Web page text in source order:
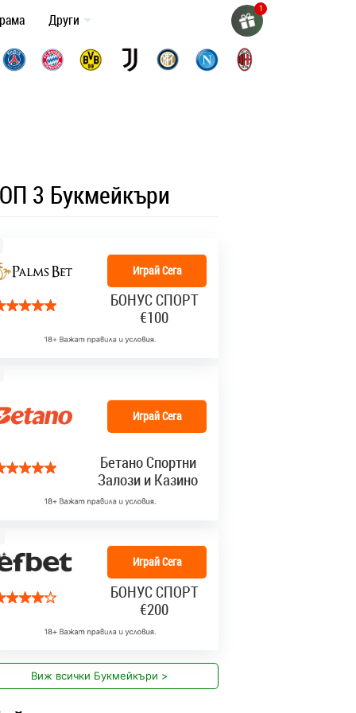
Други
3 Букмейкъри
Играй Сега
БОНУС СПОРТ
€100
Играй Сега
Бетано Спортни
Залози и Казино
Играй Сега
БОНУС СПОРТ
€200
Виж всички Букмейкъри >